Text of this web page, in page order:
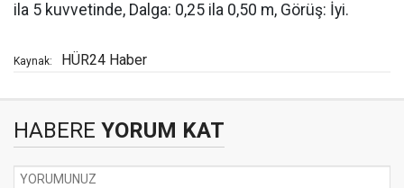
ila 5 kuvvetinde, Dalga: 0,25 ila 0,50 m, Görüş: İyi.
Kaynak: HÜR24 Haber
HABERE YORUM KAT